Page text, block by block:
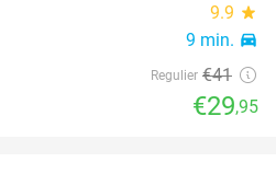
9.9 star
9 min. directions_car
Regulier €41
€29,95